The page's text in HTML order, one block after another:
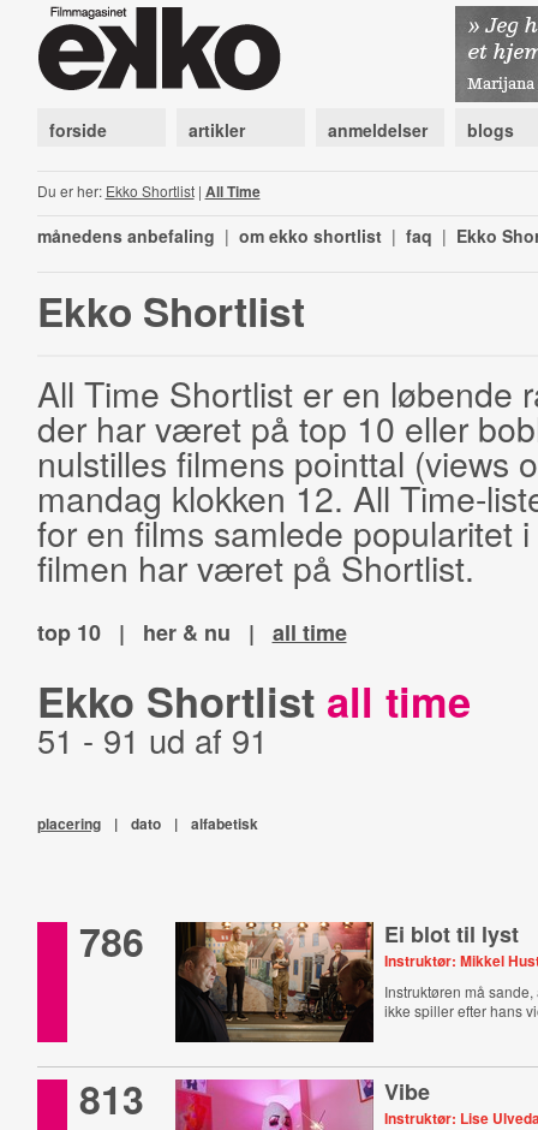
forside artikler anmeldelser blogs
Du er her: Ekko Shortlist| All Time
månedens anbefaling | om ekko shortlist | faq | Ekko
Ekko Shortlist
All Time Shortlist er en løbende
der har været på top 10 eller
nulstilles filmens pointtal (views
mandag klokken 12. All Time-
for en films samlede popularitet
filmen har været på Shortlist.
top 10 | her & nu | all time
Ekko Shortlist all time
51 - 91 ud af 91
placering | dato | alfabetisk
786 Ei blot til lyst
Instruktør: Mikkel
Instruktøren må
ikke spiller efter hans
813 Vibe
Instruktør: Lise